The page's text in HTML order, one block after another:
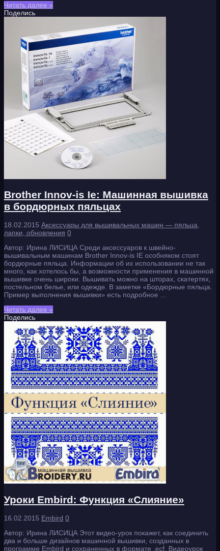
Читать далее »
Поделись
Brother Innov-is Ie: Машинная вышивка
в бордюрных пяльцах
18.02.2015 Аксессуары для вышивальных машин — пяльца,
лапки, обновления 0
Автор: Ирина ЛИСИЦА Среди аксессуаров к швейно-
вышивальным машинам Brother Innov-is IE особняком стоят
бордюрные пяльца. Информации об их использовании не так
много, как хотелось бы, а возможности применения в машинной
вышивке очень широки. Вышивать можно на шторах, скатертях,
постельном белье, или одежде. В заметке «Бордюрные пяльца.
Пример выполнения вышивки» есть подробное …
Читать далее »
Поделись
Уроки Embird: Функция «Слияние»
16.02.2015 Embird 0
Автор: Ирина ЛИСИЦА Этот видео-урок покажет, как соединить
два и больше дизайнов машинной вышивки, созданных в
программе Embird и сохраненных в формате .есf. Видеоурок